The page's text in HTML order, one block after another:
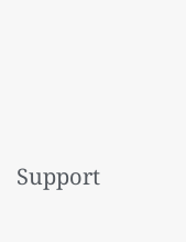
Support